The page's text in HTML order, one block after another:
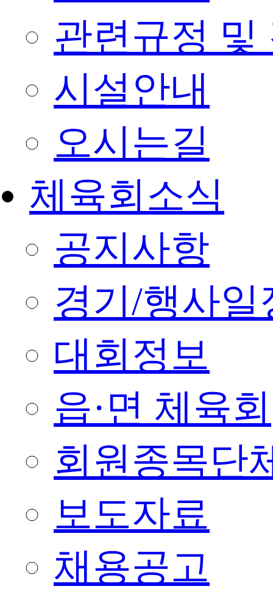
관련규정 및
시설안내
오시는길
체육회소식
공지사항
경기/행사일
대회정보
읍·면 체육회
회원종목단
보도자료
채용공고